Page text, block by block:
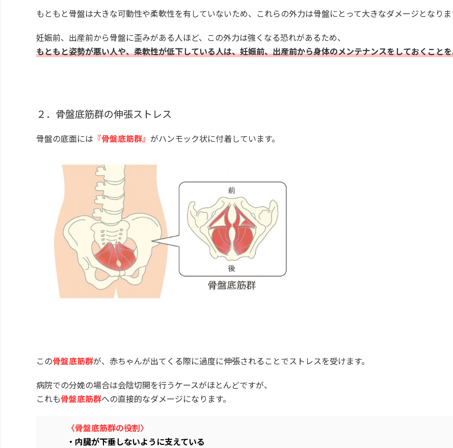
もともと骨盤は大きな可動性や柔軟性を有していないため、これらの外力は骨盤にとって大きなダメージとなりま
妊娠前、出産前から骨盤に歪みがある人ほど、この外力は強くなる恐れがあるため、
もともと姿勢が悪い人や、柔軟性が低下している人は、妊娠前、出産前から身体のメンテナンスをしておくこと
２．骨盤底筋群の伸張ストレス
骨盤の底面には 『骨盤底筋群』 がハンモック状に付着しています。
この骨盤底筋群が、赤ちゃんが出てくる際に過度に伸張されることでストレスを受けます。
病院での分娩の場合は会陰切開を行うケースがほとんどですが、
これも骨盤底筋群への直接的なダメージになります。
〈骨盤底筋群の役割〉
・内臓が下垂しないように支えている